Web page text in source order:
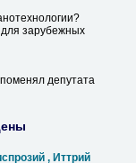
зарубежных
депутата
, Иттрий